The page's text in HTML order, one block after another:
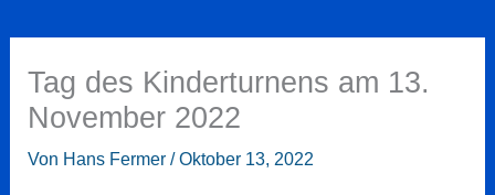
Tag des Kinderturnens am 13.
November 2022
Von Hans Fermer/Oktober 13, 2022